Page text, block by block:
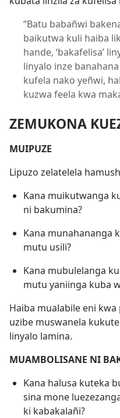
“Batu babañwi
baikutwa kuli haiba
hande, ‘bakafelisa’
linyalo inze
kufela nako yeñwi,
kuzwa feela kwa
ZEMUKONA
MUIPUZE
Lipuzo zelatelela
Kana muikutwanga
ni bakumina?
Kana munahananga
mutu usili?
Kana mubulelanga
mutu yaniinga kuba
Haiba mualabile eni
uzibe muswanela
linyalo lamina.
MUAMBOLISANE NI
Kana halusa kuteka
sina mone
ki kabakalañi?